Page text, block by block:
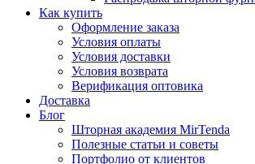
Как купить
Оформление заказа
Условия оплаты
Условия доставки
Условия возврата
Верификация оптовика
Доставка
Блог
Шторная академия MirTenda
Полезные статьи и советы
Портфолио от клиентов